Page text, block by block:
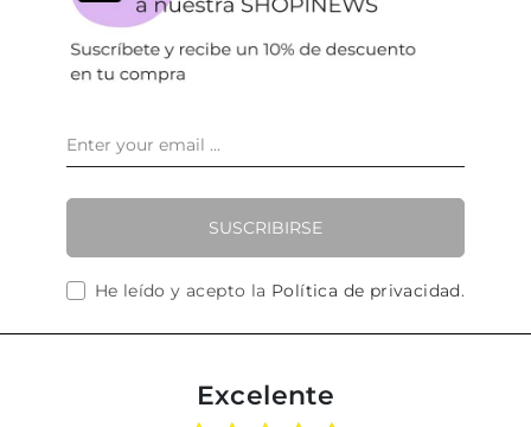
SUSCRIBIRSE
He leído y acepto la Política de privacidad.
Excelente